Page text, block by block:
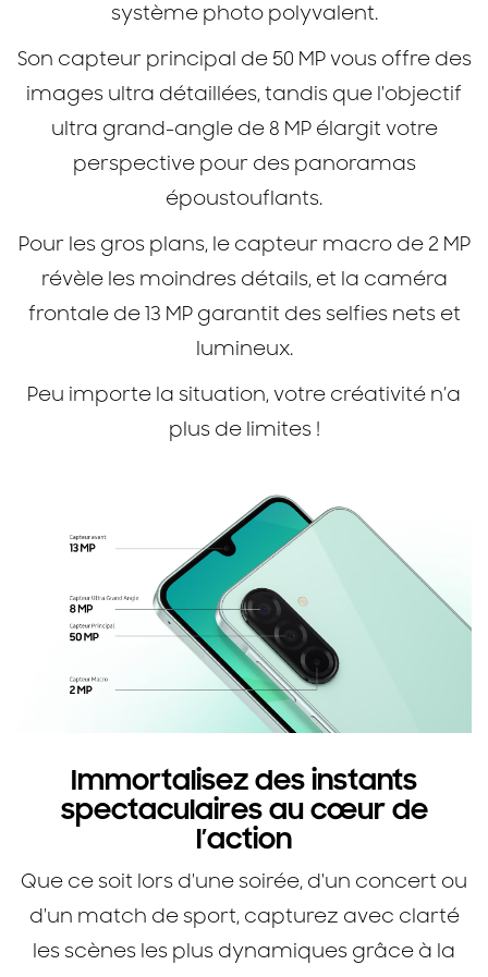
système photo polyvalent.
Son capteur principal de 50 MP vous offre des
images ultra détaillées, tandis que l'objectif
ultra grand-angle de 8 MP élargit votre
perspective pour des panoramas
époustouflants.
Pour les gros plans, le capteur macro de 2 MP
révèle les moindres détails, et la caméra
frontale de 13 MP garantit des selfies nets et
lumineux.
Peu importe la situation, votre créativité n’a
plus de limites !
Immortalisez des instants
spectaculaires au cœur de
l’action
Que ce soit lors d'une soirée, d'un concert ou
d'un match de sport, capturez avec clarté
les scènes les plus dynamiques grâce à la